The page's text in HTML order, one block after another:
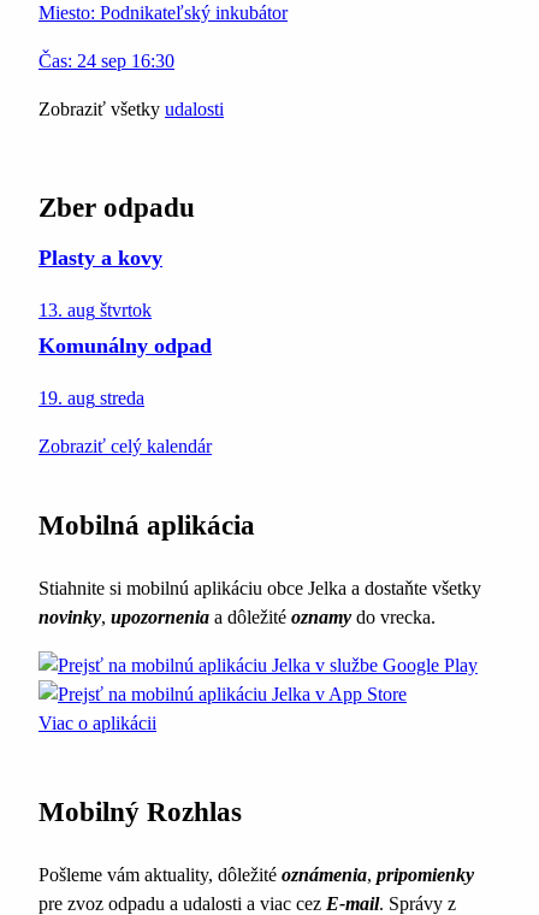
Miesto: Podnikateľský inkubátor
Čas: 24 sep 16:30
Zobraziť všetky udalosti
Zber odpadu
Plasty a kovy
13. aug štvrtok
Komunálny odpad
19. aug streda
Zobraziť celý kalendár
Mobilná aplikácia
Stiahnite si mobilnú aplikáciu obce Jelka a dostaňte všetky
novinky, upozornenia a dôležité oznamy do vrecka.
Viac o aplikácii
Mobilný Rozhlas
Pošleme vám aktuality, dôležité oznámenia, pripomienky
pre zvoz odpadu a udalosti a viac cez E-mail. Správy z